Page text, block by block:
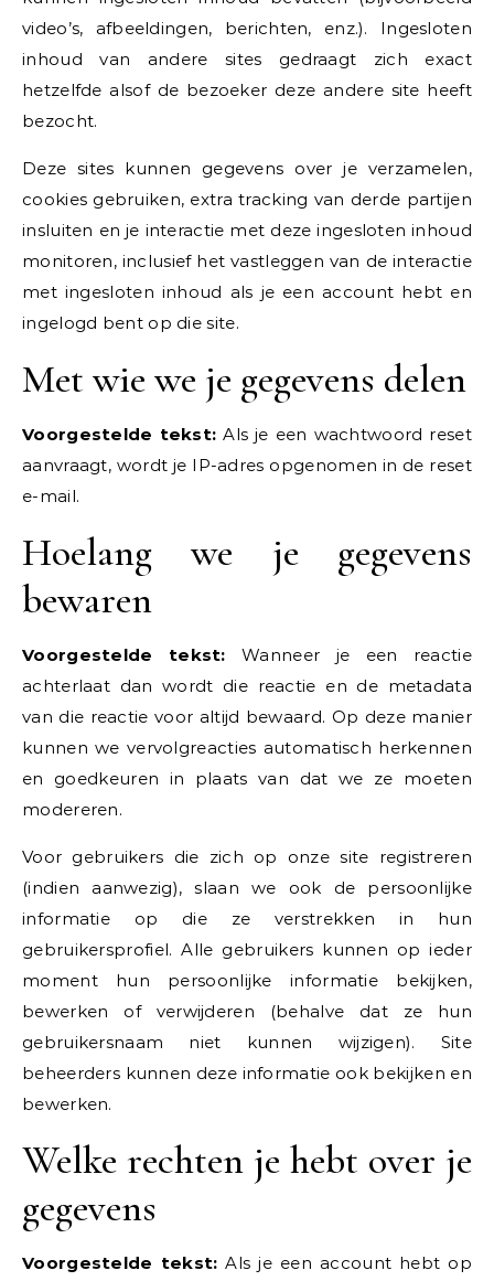
video’s, afbeeldingen, berichten, enz.). Ingesloten
inhoud van andere sites gedraagt zich exact
hetzelfde alsof de bezoeker deze andere site heeft
bezocht.
Deze sites kunnen gegevens over je verzamelen,
cookies gebruiken, extra tracking van derde partijen
insluiten en je interactie met deze ingesloten inhoud
monitoren, inclusief het vastleggen van de interactie
met ingesloten inhoud als je een account hebt en
ingelogd bent op die site.
Met wie we je gegevens delen
Voorgestelde tekst:Als je een wachtwoord reset
aanvraagt, wordt je IP-adres opgenomen in de reset
e-mail.
Hoelang we je gegevens
bewaren
Voorgestelde tekst:Wanneer je een reactie
achterlaat dan wordt die reactie en de metadata
van die reactie voor altijd bewaard. Op deze manier
kunnen we vervolgreacties automatisch herkennen
en goedkeuren in plaats van dat we ze moeten
modereren.
Voor gebruikers die zich op onze site registreren
(indien aanwezig), slaan we ook de persoonlijke
informatie op die ze verstrekken in hun
gebruikersprofiel. Alle gebruikers kunnen op ieder
moment hun persoonlijke informatie bekijken,
bewerken of verwijderen (behalve dat ze hun
gebruikersnaam niet kunnen wijzigen). Site
beheerders kunnen deze informatie ook bekijken en
bewerken.
Welke rechten je hebt over je
gegevens
Voorgestelde tekst:Als je een account hebt op